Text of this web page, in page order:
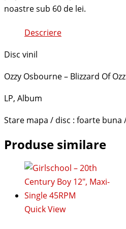
Descriere
Disc vinil
Ozzy Osbourne ‎– Blizzard Of Ozz
LP, Album
Stare mapa / disc : foarte buna
Produse similare
Quick View